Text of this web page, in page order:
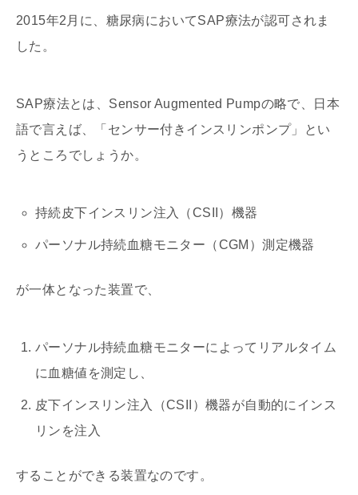
2015年2月に、糖尿病においてSAP療法が認可されま
した。
SAP療法とは、Sensor Augmented Pumpの略で、日本
語で言えば、「センサー付きインスリンポンプ」とい
うところでしょうか。
持続皮下インスリン注入（CSII）機器
パーソナル持続血糖モニター（CGM）測定機器
が一体となった装置で、
パーソナル持続血糖モニターによってリアルタイム
に血糖値を測定し、
皮下インスリン注入（CSII）機器が自動的にインス
リンを注入
することができる装置なのです。